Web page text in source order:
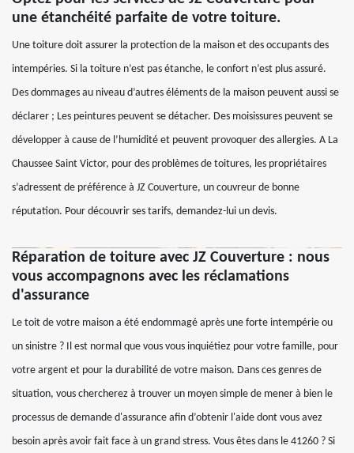
une étanchéité parfaite de votre toiture.
Une toiture doit assurer la protection de la maison et des occupants des
intempéries. Si la toiture n’est pas étanche, le confort n’est plus assuré.
Des dommages au niveau d’autres éléments de la maison peuvent aussi se
déclarer ; Les peintures peuvent se détacher. Des moisissures peuvent se
développer à cause de l’humidité et peuvent provoquer des allergies. A La
Chaussee Saint Victor, pour des problèmes de toitures, les propriétaires
s’adressent de préférence à JZ Couverture, un couvreur de bonne
réputation. Pour découvrir ses tarifs, demandez-lui un devis.
Réparation de toiture avec JZ Couverture : nous
vous accompagnons avec les réclamations
d'assurance
Le toit de votre maison a été endommagé après une forte intempérie ou
un sinistre ? Il est normal que vous vous inquiétiez pour votre famille, pour
votre argent et pour la durabilité de votre maison. Dans ces genres de
situation, vous chercherez à trouver un moyen simple de mener à bien le
processus de demande d'assurance afin d’obtenir l'aide dont vous avez
besoin après avoir fait face à un grand stress. Vous êtes dans le 41260 ? Si